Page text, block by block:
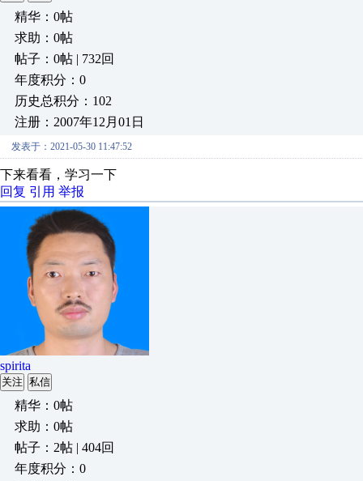
精华：0帖
求助：0帖
帖子：0帖 | 732回
年度积分：0
历史总积分：102
注册：2007年12月01日
发表于：2021-05-30 11:47:52
下来看看，学习一下
回复 引用 举报
spirita
关注 私信
精华：0帖
求助：0帖
帖子：2帖 | 404回
年度积分：0